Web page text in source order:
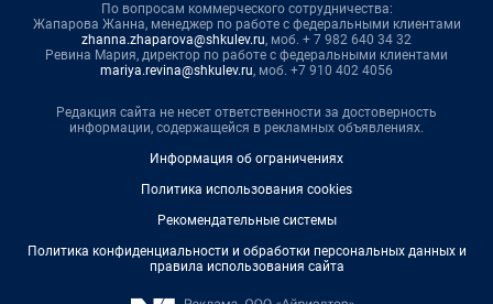
По вопросам коммерческого сотрудничества:
Жапарова Жанна, менеджер по работе с федеральными клиентами
zhanna.zhaparova@shkulev.ru, моб. + 7 982 640 34 32
Ревина Мария, директор по работе с федеральными клиентами
mariya.revina@shkulev.ru, моб. +7 910 402 4056
Редакция сайта не несет ответственности за достоверность
информации, содержащейся в рекламных объявлениях.
Информация об ограничениях
Политика использования cookies
Рекомендательные системы
Политика конфиденциальности и обработки персональных данных и
правила использования сайта